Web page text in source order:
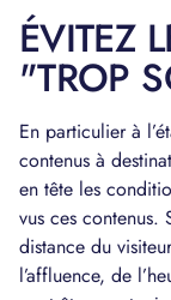
ÉVITEZ
"TROP
En particulier à
contenus à
en tête les
vus ces contenus.
distance du
l’affluence, de